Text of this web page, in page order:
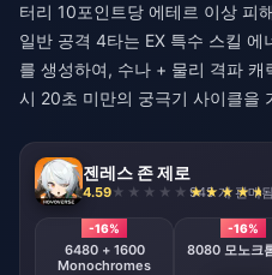
터리 10포인트당 에테르 이상 피
일반 공격 4타는 EX 특수 스킬
를 생성하여, 수나 + 물리 격파
시 20초 미만의 궁극기 사이클을
젠레스 존 제로
4.59 945 개 판매됨
-16%
6480 + 1600
Monochromes
-16%
8080 모노크